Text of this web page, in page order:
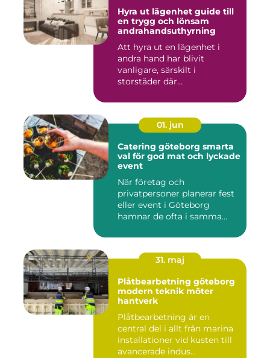
Hyra ut lägenhet guide till
en trygg och lönsam
andrahandsuthyrning
Att hyra ut en lägenhet i
andra hand har blivit
vanligare, särskilt i
storstäder där
01. jun
Catering göteborg smarta
val för god mat och lyckade
event
När företag och
privatpersoner planerar fest
eller event i Göteborg
hamnar de ofta i samma
31. maj
Plåtbearbetning göteborg
modern teknik möter
hantverk
Plåtbearbetning är en
central del i allt från marina
installationer vid kusten till
avancerade indus...